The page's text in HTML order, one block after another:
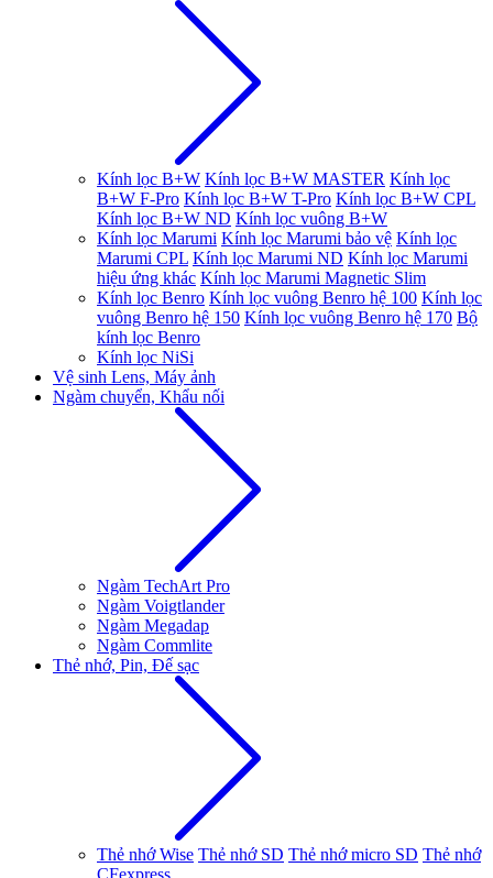
Kính lọc B+W Kính lọc B+W MASTER Kính lọc
B+W F-Pro Kính lọc B+W T-Pro Kính lọc B+W CPL
Kính lọc B+W ND Kính lọc vuông B+W
Kính lọc Marumi Kính lọc Marumi bảo vệ Kính lọc
Marumi CPL Kính lọc Marumi ND Kính lọc Marumi
hiệu ứng khác Kính lọc Marumi Magnetic Slim
Kính lọc Benro Kính lọc vuông Benro hệ 100 Kính lọc
vuông Benro hệ 150 Kính lọc vuông Benro hệ 170 Bộ
kính lọc Benro
Kính lọc NiSi
Vệ sinh Lens, Máy ảnh
Ngàm chuyển, Khẩu nối
Ngàm TechArt Pro
Ngàm Voigtlander
Ngàm Megadap
Ngàm Commlite
Thẻ nhớ, Pin, Đế sạc
Thẻ nhớ Wise Thẻ nhớ SD Thẻ nhớ micro SD Thẻ nhớ
CFexpress